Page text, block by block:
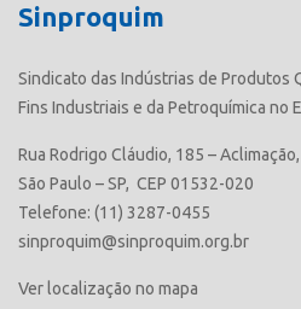
Sinproquim
Sindicato das Indústrias de Produtos
Fins Industriais e da Petroquímica no
Rua Rodrigo Cláudio, 185 – Aclimação,
São Paulo – SP, CEP 01532-020
Telefone: (11) 3287-0455
sinproquim@sinproquim.org.br
Ver localização no mapa